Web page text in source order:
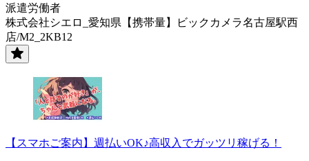
派遣労働者
株式会社シエロ_愛知県【携帯量】ビックカメラ名古屋駅西
店/M2_2KB12
【スマホご案内】週払いOK♪高収入でガッツリ稼げる！